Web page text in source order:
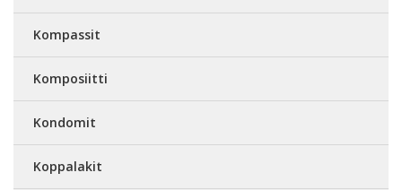
Kompassit
Komposiitti
Kondomit
Koppalakit